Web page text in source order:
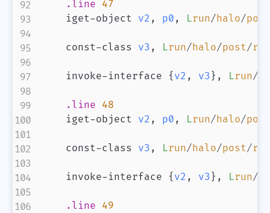
.line 47
    iget-object
v2 , p0 , Lrun/halo/post
    const-class
v3 , Lrun/halo/post/
    invoke-interface
{ v2 , v3 } , Lrun/
.line 48
    iget-object
v2 , p0 , Lrun/halo/post
    const-class
v3 , Lrun/halo/post/
    invoke-interface
{ v2 , v3 } , Lrun/
.line 49